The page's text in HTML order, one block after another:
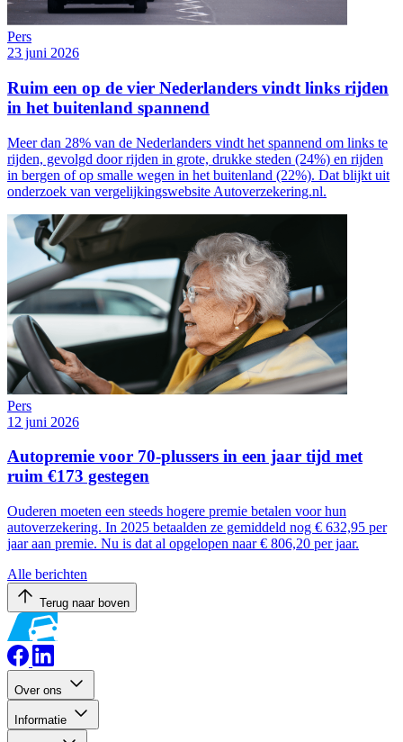
Pers
23 juni 2026
Ruim een op de vier Nederlanders vindt links rijden
in het buitenland spannend
Meer dan 28% van de Nederlanders vindt het spannend om links te
rijden, gevolgd door rijden in grote, drukke steden (24%) en rijden
in bergen of op smalle wegen in het buitenland (22%). Dat blijkt uit
onderzoek van vergelijkingswebsite Autoverzekering.nl.
Pers
12 juni 2026
Autopremie voor 70-plussers in een jaar tijd met
ruim €173 gestegen
Ouderen moeten een steeds hogere premie betalen voor hun
autoverzekering. In 2025 betaalden ze gemiddeld nog € 632,95 per
jaar aan premie. Nu is dat al opgelopen naar € 806,20 per jaar.
Alle berichten
Terug naar boven
Over ons
Informatie